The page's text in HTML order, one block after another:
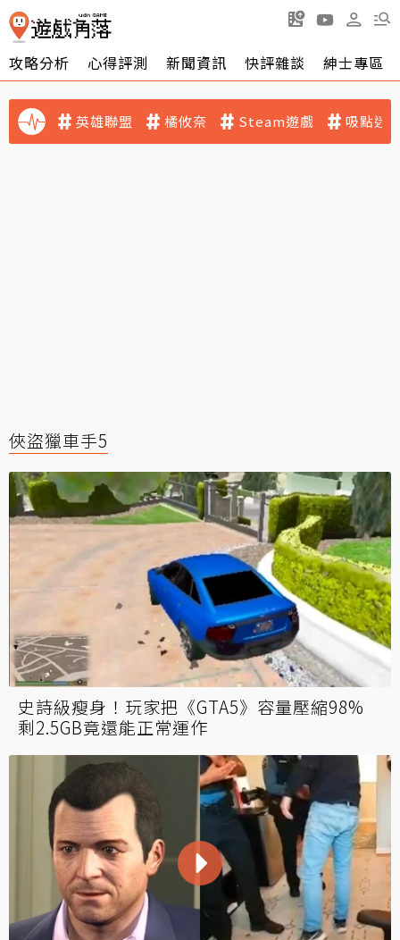
攻略分析 心得評測 新聞資訊 快評雜談 紳士專區
英雄聯盟 橘攸奈 Steam遊戲 吸點迷
俠盜獵車手5
史詩級瘦身！玩家把《GTA5》容量壓縮98%
剩2.5GB竟還能正常運作